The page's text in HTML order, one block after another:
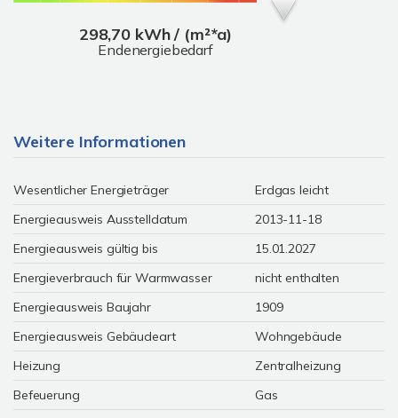
298,70 kWh / (m²*a)
Endenergiebedarf
Weitere Informationen
Wesentlicher Energieträger
Erdgas leicht
Energieausweis Ausstelldatum
2013-11-18
Energieausweis gültig bis
15.01.2027
Energieverbrauch für Warmwasser
nicht enthalten
Energieausweis Baujahr
1909
Energieausweis Gebäudeart
Wohngebäude
Heizung
Zentralheizung
Befeuerung
Gas